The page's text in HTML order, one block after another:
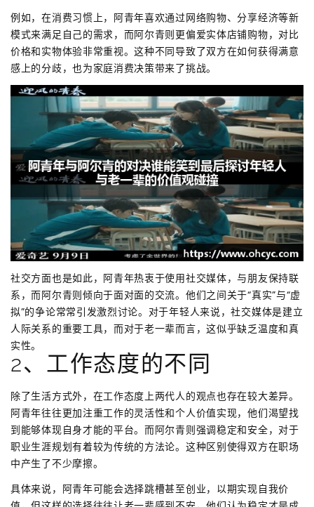
例如，在消费习惯上，阿青年喜欢通过网络购物、分享经济等新
模式来满足自己的需求，而阿尔青则更偏爱实体店铺购物，对比
价格和实物体验非常重视。这种不同导致了双方在如何获得满意
感上的分歧，也为家庭消费决策带来了挑战。
社交方面也是如此，阿青年热衷于使用社交媒体，与朋友保持联
系，而阿尔青则倾向于面对面的交流。他们之间关于“真实”与“虚
拟”的争论常常引发激烈讨论。对于年轻人来说，社交媒体是建立
人际关系的重要工具，而对于老一辈而言，这似乎缺乏温度和真
实性。
2、工作态度的不同
除了生活方式外，在工作态度上两代人的观点也存在较大差异。
阿青年往往更加注重工作的灵活性和个人价值实现，他们渴望找
到能够体现自身才能的平台。而阿尔青则强调稳定和安全，对于
职业生涯规划有着较为传统的方法论。这种区别使得双方在职场
中产生了不少摩擦。
具体来说，阿青年可能会选择跳槽甚至创业，以期实现自我价